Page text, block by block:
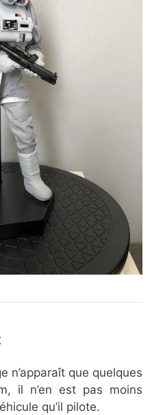
n’apparaît que quelques
il n’en est pas moins
qu’il pilote.